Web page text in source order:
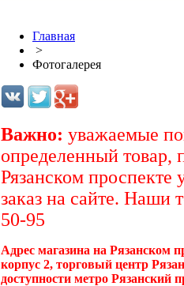
Главная
>
Фотогалерея
Важно: уважаемые
определенный товар,
Рязанском проспекте
заказ на сайте. Наши
50-95
Адрес магазина на Рязанском
корпус 2, торговый центр
доступности метро Рязанский